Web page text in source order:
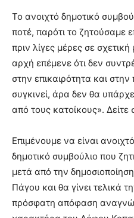
Το ανοιχτό δημοτικό
ποτέ, παρότι το ζητούσαμε
πριν λίγες μέρες σε
αρχή επέμενε ότι δεν
στην επικαιρότητα και
συγκινεί, άρα δεν θα
από τους κατοίκους». Δείτε
Επιμένουμε να είναι
δημοτικό συμβούλιο που
μετά από την
Πάγου και θα γίνει τελικά
πρόσφατη απόφαση